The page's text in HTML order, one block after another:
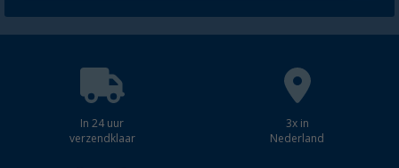
€ 72,23Adviesprijs€ 76,64
In 24 uur
verzendklaar
3x in
Nederland